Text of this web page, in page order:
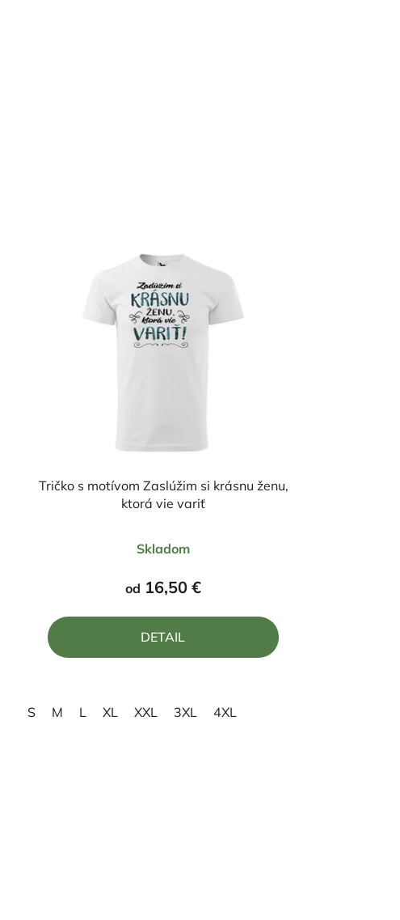
Tričko s motívom Zaslúžim si krásnu ženu,
ktorá vie variť
hodnotenie
produktu
je
5,0
z
Skladom
od 16,50 €
DETAIL
S M L XL XXL 3XL 4XL